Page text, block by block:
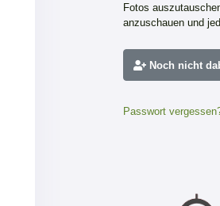
Fotos
anzuschauen und
Noch nicht
Passwort